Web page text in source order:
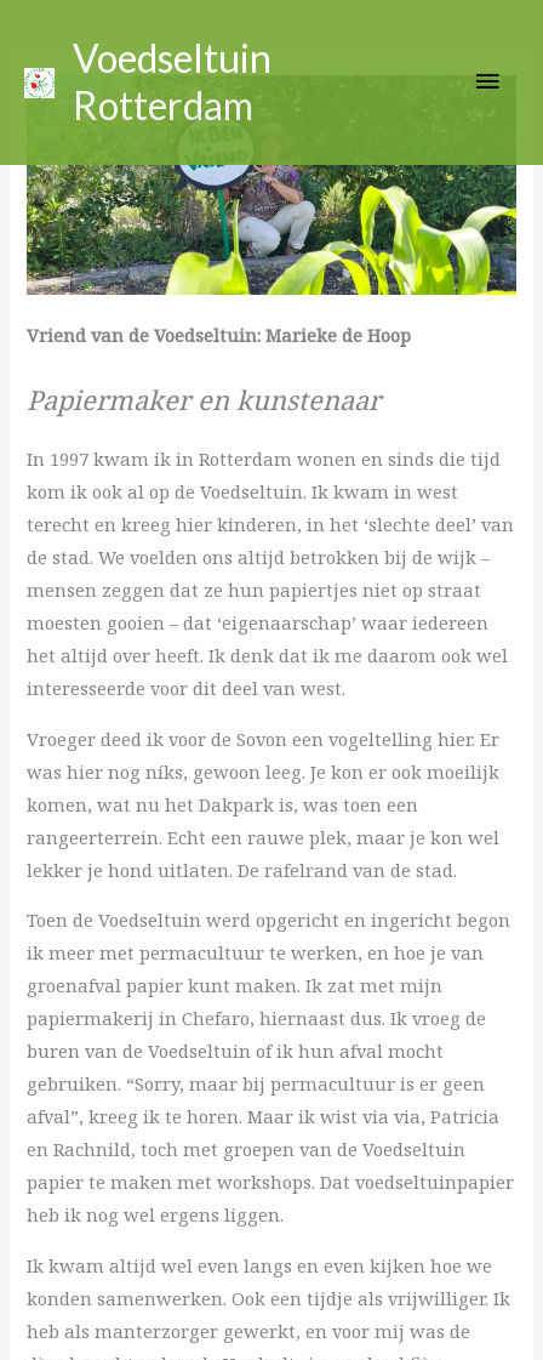
Voedseltuin
Rotterdam
Vriend van de Voedseltuin: Marieke de Hoop
Papiermaker en kunstenaar
In 1997 kwam ik in Rotterdam wonen en sinds die tijd
kom ik ook al op de Voedseltuin. Ik kwam in west
terecht en kreeg hier kinderen, in het ‘slechte deel’ van
de stad. We voelden ons altijd betrokken bij de wijk –
mensen zeggen dat ze hun papiertjes niet op straat
moesten gooien – dat ‘eigenaarschap’ waar iedereen
het altijd over heeft. Ik denk dat ik me daarom ook wel
interesseerde voor dit deel van west.
Vroeger deed ik voor de Sovon een vogeltelling hier. Er
was hier nog níks, gewoon leeg. Je kon er ook moeilijk
komen, wat nu het Dakpark is, was toen een
rangeerterrein. Echt een rauwe plek, maar je kon wel
lekker je hond uitlaten. De rafelrand van de stad.
Toen de Voedseltuin werd opgericht en ingericht begon
ik meer met permacultuur te werken, en hoe je van
groenafval papier kunt maken. Ik zat met mijn
papiermakerij in Chefaro, hiernaast dus. Ik vroeg de
buren van de Voedseltuin of ik hun afval mocht
gebruiken. “Sorry, maar bij permacultuur is er geen
afval”, kreeg ik te horen. Maar ik wist via via, Patricia
en Rachnild, toch met groepen van de Voedseltuin
papier te maken met workshops. Dat voedseltuinpapier
heb ik nog wel ergens liggen.
Ik kwam altijd wel even langs en even kijken hoe we
konden samenwerken. Ook een tijdje als vrijwilliger. Ik
heb als manterzorger gewerkt, en voor mij was de